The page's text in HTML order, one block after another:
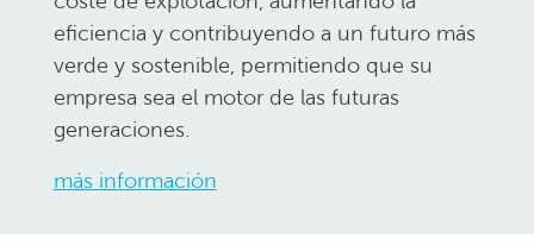
eficiencia y contribuyendo a un futuro más
verde y sostenible, permitiendo que su
empresa sea el motor de las futuras
generaciones.
más información